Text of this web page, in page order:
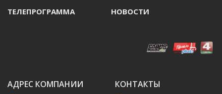
ТЕЛЕПРОГРАММА НОВОСТИ
АДРЕС КОМПАНИИ КОНТАКТЫ